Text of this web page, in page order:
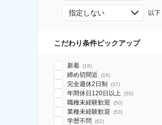
指定しない 以下
こだわり条件ピックアップ
新着 (16)
締め切間近 (16)
完全週休2日制 (37)
年間休日120日以上 (55)
職種未経験歓迎 (50)
業種未経験歓迎 (53)
学歴不問 (62)